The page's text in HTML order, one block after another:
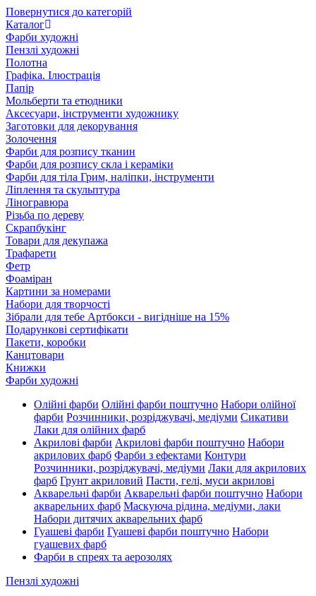
Повернутися до категорій
Каталог
Фарби художні
Пензлі художні
Полотна
Графіка. Ілюстрація
Папір
Мольберти та етюдники
Аксесуари, інструменти художнику
Заготовки для декорування
Золочення
Фарби для розпису тканин
Фарби для розпису скла і кераміки
Фарби для тіла Грим, наліпки, інструменти
Ліплення та скульптура
Ліногравюра
Різьба по дереву
Скрапбукінг
Товари для декупажа
Трафарети
Фетр
Фоаміран
Картини за номерами
Набори для творчості
Зібрали для тебе Артбокси - вигідніше на 15%
Подарункові сертифікати
Пакети, коробки
Канцтовари
Книжки
Фарби художні
Олійні фарби Олійні фарби поштучно Набори олійної
фарби Розчинники, розріджувачі, медіуми Сикативи
Лаки для олійних фарб
Акрилові фарби Акрилові фарби поштучно Набори
акрилових фарб Фарби з ефектами Контури
Розчинники, розріджувачі, медіуми Лаки для акрилових
фарб Грунт акриловий Пасти, гелі, муси акрилові
Акварельні фарби Акварельні фарби поштучно Набори
акварельних фарб Маскуюча рідина, медіуми, лаки
Набори дитячих акварельних фарб
Гуашеві фарби Гуашеві фарби поштучно Набори
гуашевих фарб
Фарби в спреях та аерозолях
Пензлі художні